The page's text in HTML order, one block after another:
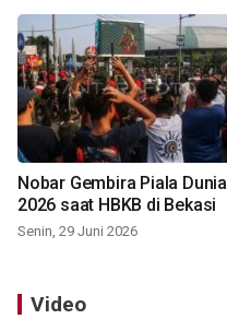
Nobar Gembira Piala Dunia
2026 saat HBKB di Bekasi
Senin, 29 Juni 2026
Video